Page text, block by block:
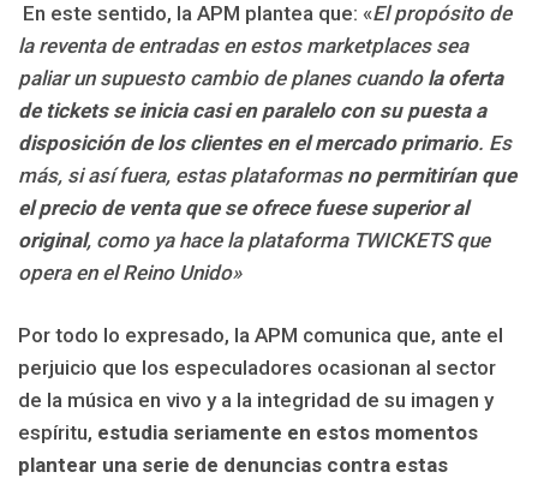
En este sentido, la APM plantea que: «El propósito de
la reventa de entradas en estos marketplaces sea
paliar un supuesto cambio de planes cuando la oferta
de tickets se inicia casi en paralelo con su puesta a
disposición de los clientes en el mercado primario. Es
más, si así fuera, estas plataformas no permitirían que
el precio de venta que se ofrece fuese superior al
original, como ya hace la plataforma TWICKETS que
opera en el Reino Unido»
Por todo lo expresado, la APM comunica que, ante el
perjuicio que los especuladores ocasionan al sector
de la música en vivo y a la integridad de su imagen y
espíritu, estudia seriamente en estos momentos
plantear una serie de denuncias contra estas